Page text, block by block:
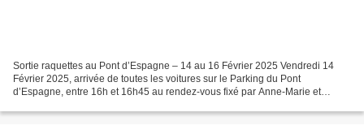
Sortie raquettes au Pont d’Espagne – 14 au 16 Février 2025 Vendredi 14
Février 2025, arrivée de toutes les voitures sur le Parking du Pont
d’Espagne, entre 16h et 16h45 au rendez-vous fixé par Anne-Marie et